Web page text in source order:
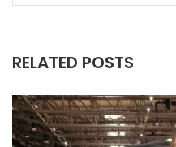
RELATED POSTS